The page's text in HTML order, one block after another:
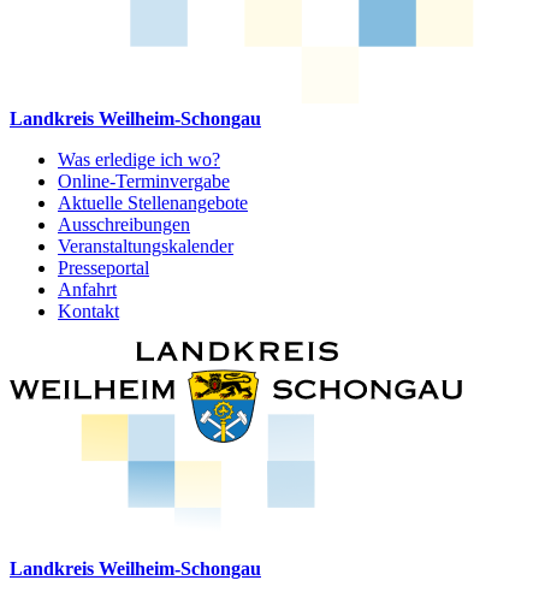
Landkreis Weilheim-Schongau
Was erledige ich wo?
Online-Terminvergabe
Aktuelle Stellenangebote
Ausschreibungen
Veranstaltungskalender
Presseportal
Anfahrt
Kontakt
Landkreis Weilheim-Schongau